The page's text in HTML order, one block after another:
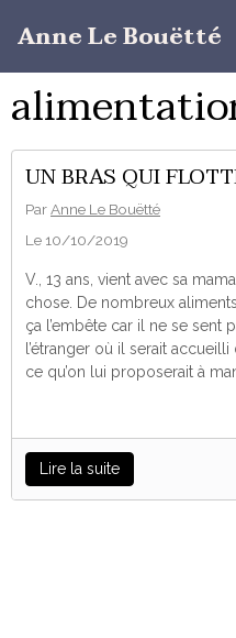
Anne Le Bouëtté
UN BRAS QUI
Par Anne Le Bouëtté
Le 10/10/2019
V., 13 ans, vient avec sa
chose. De nombreux
ça l’embête car il ne se sent
l’étranger où il serait
ce qu’on lui proposerait à
Lire la suite